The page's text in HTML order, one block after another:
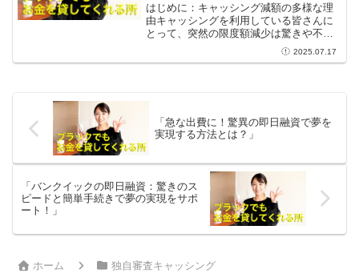
はじめに：キャッシング減額の多様な理
由キャッシングを利用している皆さんに
とって、突然の限度額減少は驚きや不安
を呼び起こすものです。しかし、その背
後にはさまざまな理由が存在していま
2025.07.17
「急な出費に！驚異の即日融資で夢を
実現する方法とは？」
「バンクイックの即日融資：驚きのス
ピードと簡単手続きで夢の実現をサポ
ート！」
ホーム 独自審査キャッシング